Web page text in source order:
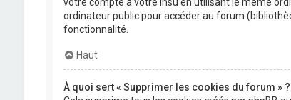
ordinateur public pour accéder au forum
fonctionnalité.
Haut
À quoi sert « Supprimer les cookies du forum » ?